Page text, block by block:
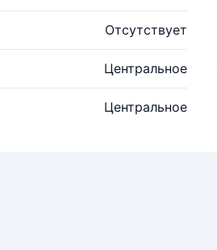
Отсутствует
Центральное
Центральное